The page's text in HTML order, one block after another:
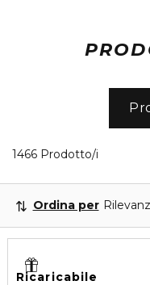
1466 Prodotto/i
Ordina per
Ricaricabile